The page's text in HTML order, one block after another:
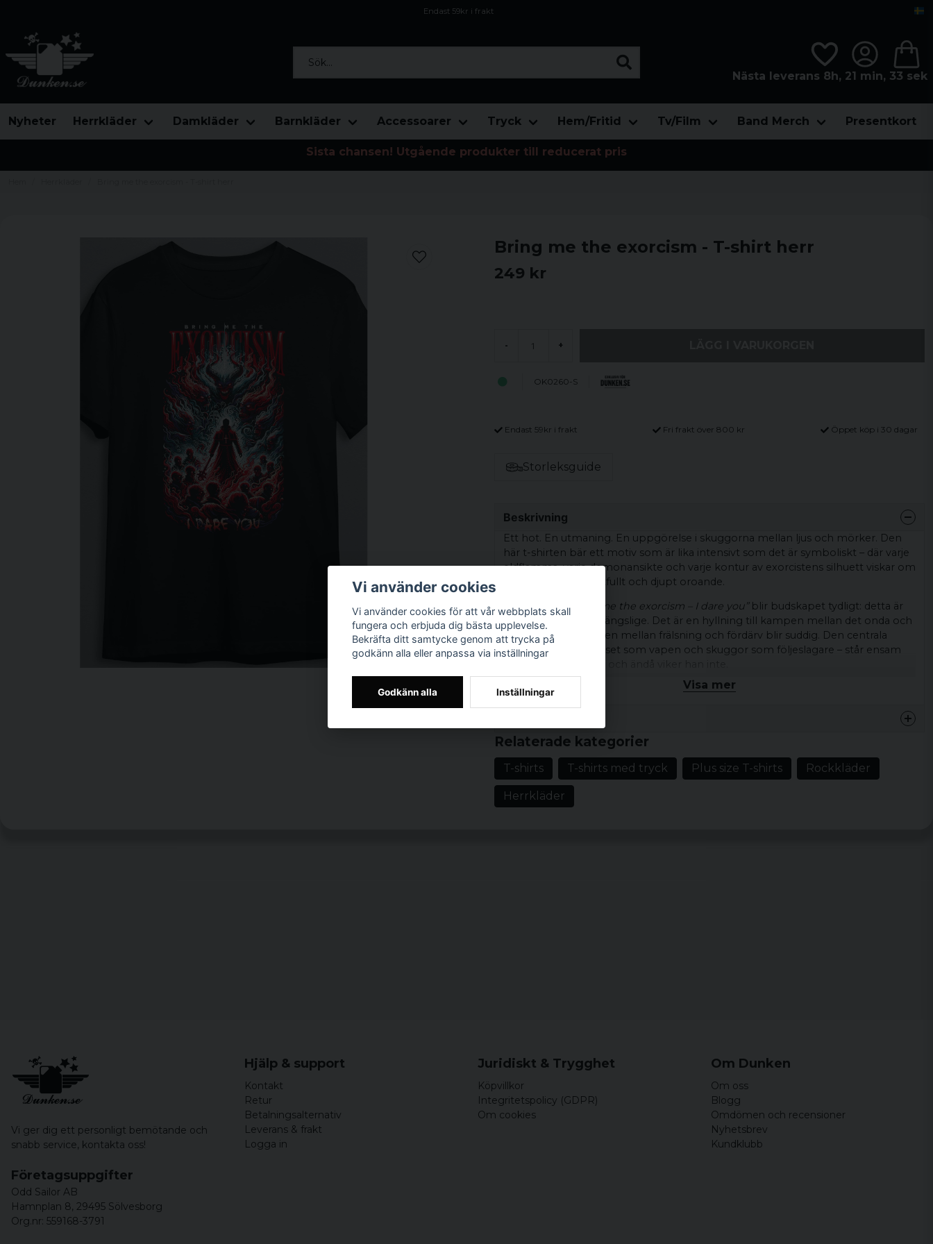
Endast 59kr i frakt
Nästa leverans 8h, 21 min, 33 sek
Nyheter Herrkläder Damkläder Barnkläder Accessoarer Tryck Hem/Fritid Tv/Film Band Merch Presentkort
Sista chansen! Utgående produkter till reducerat pris
Bring me the exorcism - T-shirt herr
249 kr
- +
OK0260-S
Endast 59kr i frakt Fri frakt över 800 kr Öppet köp i 30 dagar
Storleksguide
Beskrivning
Ett hot. En utmaning. En uppgörelse i skuggorna mellan ljus och mörker. Den
här t-shirten bär ett motiv som är lika intensivt som det är symboliskt – där varje
eldflamma, varje demonansikte och varje kontur av exorcistens silhuett viskar om
något uråldrigt, kraftfullt och djupt oroande.
Med texten
“Bring me the exorcism – I dare you”blir budskapet tydligt: detta är
inget plagg för den ängslige. Det är en hyllning till kampen mellan det onda och
det heliga, där gränsen mellan frälsning och fördärv blir suddig. Den centrala
gestalten – med korset som vapen och skuggor som följeslagare – står ensam
Material: 100% bomull
Vikt: 200 gsm
Storlekar: S, M, L, XL, XXL, 3XL, 4XL och 5XL
Färg: Svart
Visa mer
Relaterade kategorier
T-shirts T-shirts med tryck Plus size T-shirts Rockkläder
Herrkläder
Vi ger dig ett personligt bemötande och
snabb service, kontakta oss!
Hjälp & support
Kontakt
Retur
Betalningsalternativ
Leverans & frakt
Logga in
Juridiskt & Trygghet
Köpvillkor
Integritetspolicy (GDPR)
Om cookies
Om Dunken
Om oss
Blogg
Omdömen och recensioner
Nyhetsbrev
Kundklubb
Företagsuppgifter
Odd Sailor AB
Hamnplan 8, 29495 Sölvesborg
Org.nr: 559168-3791
Vi använder cookies
Vi använder cookies för att vår webbplats skall
fungera och erbjuda dig bästa upplevelse.
Bekräfta ditt samtycke genom att trycka på
godkänn alla eller anpassa via inställningar
Godkänn alla Inställningar